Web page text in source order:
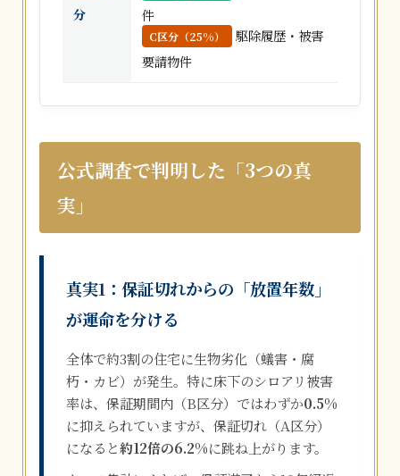
分
件
C区分（25%）
駆除履歴・被害
要請物件
公式調査で判明した「3つの真
実」
真実1：保証切れからの「放置年数」
が運命を分ける
全体で約3割の住宅に生物劣化（蟻害・腐
朽・カビ）が発生。特に床下のシロアリ被害
率は、保証期間内（B区分）ではわずか0.5%
に抑えられていますが、保証切れ（A区分）
になると約12倍の6.2%に跳ね上がります。